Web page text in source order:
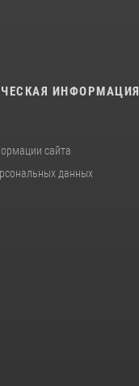
ИНФОРМАЦИЯ
сайта
данных